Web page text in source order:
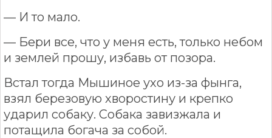
— И то мало.
— Бери все, что у меня есть, только небом
и землей прошу, избавь от позора.
Встал тогда Мышиное ухо из-за фынга,
взял березовую хворостину и крепко
ударил собаку. Собака завизжала и
потащила богача за собой.